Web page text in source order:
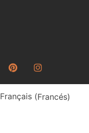
Français(Francés)